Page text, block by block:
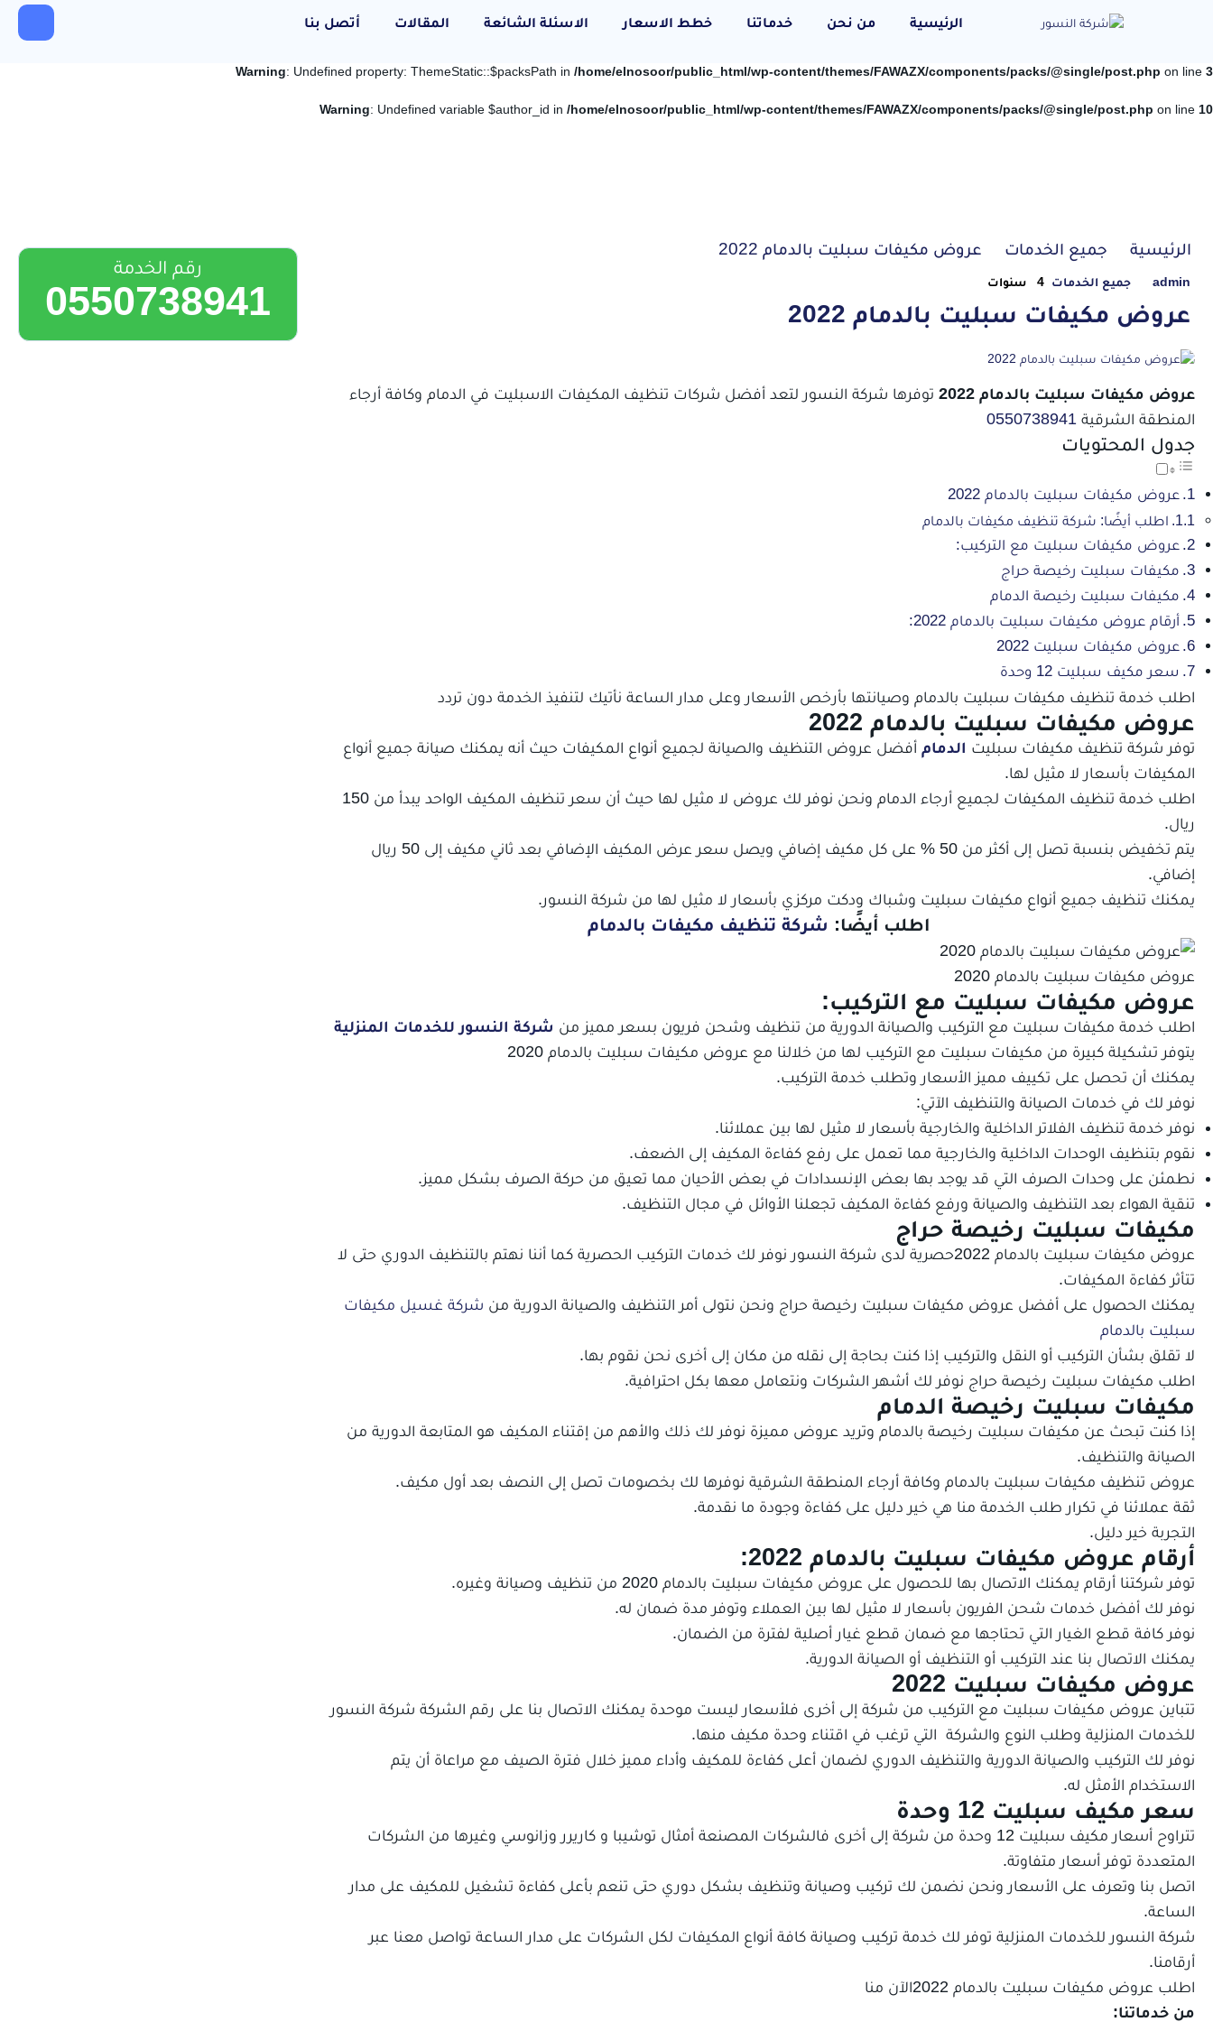
الرئيسية من نحن خدماتنا خطط الاسعار الاسئلة الشائعة المقالات أتصل بنا
Warning: Undefined property: ThemeStatic::$packsPath in /home/elnosoor/public_html/wp-content/themes/FAWAZX/components/packs/@single/post.php on line 3
Warning: Undefined variable $author_id in /home/elnosoor/public_html/wp-content/themes/FAWAZX/components/packs/@single/post.php on line 10
الرئيسية جميع الخدمات عروض مكيفات سبليت بالدمام 2022
admin جميع الخدمات 4 سنوات
عروض مكيفات سبليت بالدمام 2022
عروض مكيفات سبليت بالدمام 2022
توفرها شركة النسور لتعد أفضل شركات تنظيف المكيفات الاسبليت في الدمام وكافة أرجاء
المنطقة الشرقية 0550738941
جدول المحتويات
عروض مكيفات سبليت بالدمام 2022
اطلب أيضًا: شركة تنظيف مكيفات بالدمام
عروض مكيفات سبليت مع التركيب:
مكيفات سبليت رخيصة حراج
مكيفات سبليت رخيصة الدمام
أرقام عروض مكيفات سبليت بالدمام 2022:
عروض مكيفات سبليت 2022
سعر مكيف سبليت 12 وحدة
اطلب خدمة تنظيف مكيفات سبليت بالدمام وصيانتها بأرخص الأسعار وعلى مدار الساعة نأتيك لتنفيذ الخدمة دون تردد
عروض مكيفات سبليت بالدمام 2022
توفر شركة تنظيف مكيفات سبليت الدمام أفضل عروض التنظيف والصيانة لجميع أنواع المكيفات حيث أنه يمكنك صيانة جميع أنواع
المكيفات بأسعار لا مثيل لها.
اطلب خدمة تنظيف المكيفات لجميع أرجاء الدمام ونحن نوفر لك عروض لا مثيل لها حيث أن سعر تنظيف المكيف الواحد يبدأ من 150
ريال.
يتم تخفيض بنسبة تصل إلى أكثر من 50 % على كل مكيف إضافي ويصل سعر عرض المكيف الإضافي بعد ثاني مكيف إلى 50 ريال
إضافي.
يمكنك تنظيف جميع أنواع مكيفات سبليت وشباك ودكت مركزي بأسعار لا مثيل لها من شركة النسور.
اطلب أيضًا: شركة تنظيف مكيفات بالدمام
عروض مكيفات سبليت بالدمام 2020
عروض مكيفات سبليت مع التركيب:
اطلب خدمة مكيفات سبليت مع التركيب والصيانة الدورية من تنظيف وشحن فريون بسعر مميز من شركة النسور للخدمات المنزلية
يتوفر تشكيلة كبيرة من مكيفات سبليت مع التركيب لها من خلالنا مع عروض مكيفات سبليت بالدمام 2020
يمكنك أن تحصل على تكييف مميز الأسعار وتطلب خدمة التركيب.
نوفر لك في خدمات الصيانة والتنظيف الآتي:
نوفر خدمة تنظيف الفلاتر الداخلية والخارجية بأسعار لا مثيل لها بين عملائنا.
نقوم بتنظيف الوحدات الداخلية والخارجية مما تعمل على رفع كفاءة المكيف إلى الضعف.
نطمئن على وحدات الصرف التي قد يوجد بها بعض الإنسدادات في بعض الأحيان مما تعيق من حركة الصرف بشكل مميز.
تنقية الهواء بعد التنظيف والصيانة ورفع كفاءة المكيف تجعلنا الأوائل في مجال التنظيف.
مكيفات سبليت رخيصة حراج
عروض مكيفات سبليت بالدمام 2022
حصرية لدى شركة النسور نوفر لك خدمات التركيب الحصرية كما أننا نهتم بالتنظيف الدوري حتى لا
تتأثر كفاءة المكيفات.
يمكنك الحصول على أفضل عروض مكيفات سبليت رخيصة حراج ونحن نتولى أمر التنظيف والصيانة الدورية من شركة غسيل مكيفات
سبليت بالدمام
لا تقلق بشأن التركيب أو النقل والتركيب إذا كنت بحاجة إلى نقله من مكان إلى أخرى نحن نقوم بها.
اطلب مكيفات سبليت رخيصة حراج نوفر لك أشهر الشركات ونتعامل معها بكل احترافية.
مكيفات سبليت رخيصة الدمام
إذا كنت تبحث عن مكيفات سبليت رخيصة بالدمام وتريد عروض مميزة نوفر لك ذلك والأهم من إقتناء المكيف هو المتابعة الدورية من
الصيانة والتنظيف.
عروض تنظيف مكيفات سبليت بالدمام وكافة أرجاء المنطقة الشرقية نوفرها لك بخصومات تصل إلى النصف بعد أول مكيف.
ثقة عملائنا في تكرار طلب الخدمة منا هي خير دليل على كفاءة وجودة ما نقدمة.
التجربة خير دليل.
أرقام عروض مكيفات سبليت بالدمام 2022 :
توفر شركتنا أرقام يمكنك الاتصال بها للحصول على عروض مكيفات سبليت بالدمام 2020 من تنظيف وصيانة وغيره.
نوفر لك أفضل خدمات شحن الفريون بأسعار لا مثيل لها بين العملاء وتوفر مدة ضمان له.
نوفر كافة قطع الغيار التي تحتاجها مع ضمان قطع غيار أصلية لفترة من الضمان.
يمكنك الاتصال بنا عند التركيب أو التنظيف أو الصيانة الدورية.
عروض مكيفات سبليت 2022
تتباين عروض مكيفات سبليت مع التركيب من شركة إلى أخرى فلأسعار ليست موحدة يمكنك الاتصال بنا على رقم الشركة شركة النسور
للخدمات المنزلية وطلب النوع والشركة التي ترغب في اقتناء وحدة مكيف منها.
نوفر لك التركيب والصيانة الدورية والتنظيف الدوري لضمان أعلى كفاءة للمكيف وأداء مميز خلال فترة الصيف مع مراعاة أن يتم
الاستخدام الأمثل له.
سعر مكيف سبليت 12 وحدة
تتراوح أسعار مكيف سبليت 12 وحدة من شركة إلى أخرى فالشركات المصنعة أمثال توشيبا و كاريرر وزانوسي وغيرها من الشركات
المتعددة توفر أسعار متفاوتة.
اتصل بنا وتعرف على الأسعار ونحن نضمن لك تركيب وصيانة وتنظيف بشكل دوري حتى تنعم بأعلى كفاءة تشغيل للمكيف على مدار
الساعة.
شركة النسور للخدمات المنزلية توفر لك خدمة تركيب وصيانة كافة أنواع المكيفات لكل الشركات على مدار الساعة تواصل معنا عبر
أرقامنا.
اطلب عروض مكيفات سبليت بالدمام 2022
الآن منا
من خدماتنا:
رقم الخدمة
0550738941